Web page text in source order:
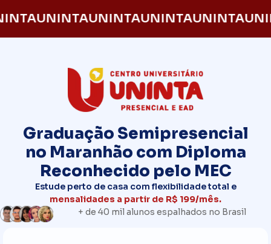
UNINTAUNINTAUNINTAUNINTA
Graduação Semipresencial
no Maranhão com Diploma
Reconhecido pelo MEC
Estude perto de casa com flexibilidade total e
mensalidades a partir de R$ 199/mês.
+ de 40 mil alunos espalhados no Brasil